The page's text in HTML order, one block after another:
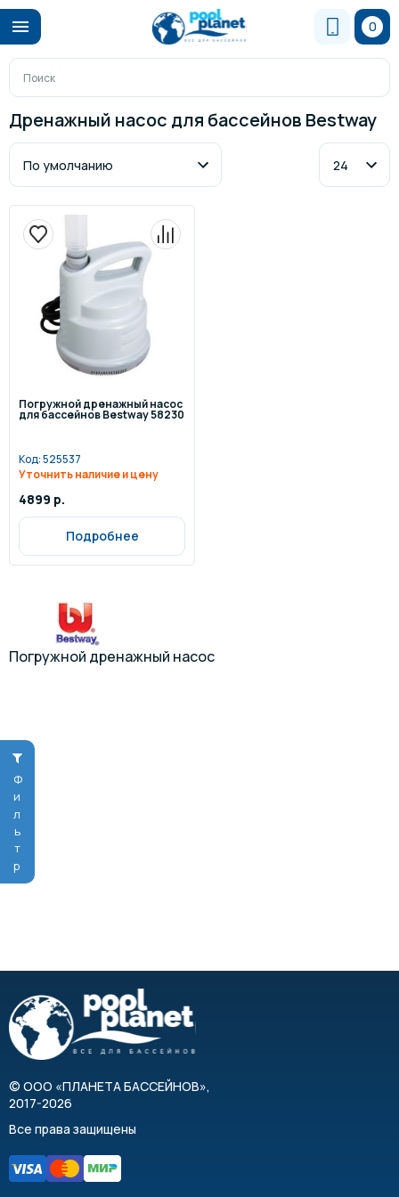
0
Фильтр
Дренажный насос для бассейнов Bestway
Погружной дренажный насос
для бассейнов Bestway 58230
Код:525537
Уточнить наличие и цену
4899 р.
Подробнее
Погружной дренажный насос
© ООО «ПЛАНЕТА БАССЕЙНОВ»,
2017-2026
Все права защищены